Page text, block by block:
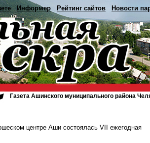
Информер Рейтинг сайтов Новости
Газета Ашинского муниципального района
центре Аши состоялась VII ежегодная